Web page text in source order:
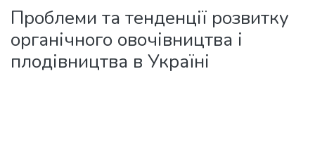
Проблеми та тенденції розвитку
органічного овочівництва і
плодівництва в Україні